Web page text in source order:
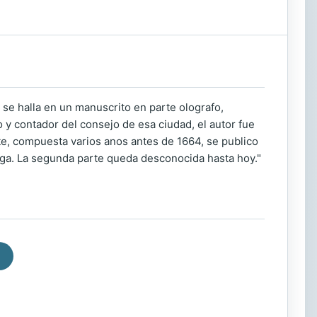
halla en un manuscrito en parte olografo,
contador del consejo de esa ciudad, el autor fue
compuesta varios anos antes de 1664, se publico
La segunda parte queda desconocida hasta hoy."